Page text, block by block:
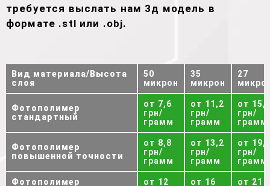
требуется выслать нам 3д модель в
формате .stl или .obj.
Вид материала/Высота
слоя
50
микрон
35
микрон
27
Фотополимер
стандартный
от 7,6
грн/
грамм
от 11,2
грн/
грамм
от
грн/
грамм
Фотополимер
повышенной точности
от 8,8
грн/
грамм
от 13,2
грн/
грамм
от
грн/
грамм
Фотополимер от 12 от 16 от 21